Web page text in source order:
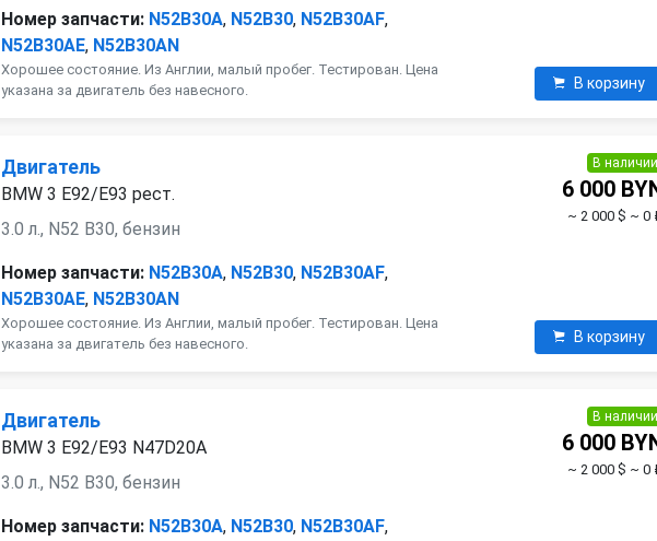
Номер запчасти: N52B30A, N52B30, N52B30AF,
N52B30AE, N52B30AN
Хорошее состояние. Из Англии, малый пробег. Тестирован. Цена
указана за двигатель без навесного.
В корзину
Двигатель
BMW 3 E92/E93 рест.
3.0 л., N52 B30, бензин
Номер запчасти: N52B30A, N52B30, N52B30AF,
N52B30AE, N52B30AN
Хорошее состояние. Из Англии, малый пробег. Тестирован. Цена
указана за двигатель без навесного.
В наличии
6 000
~ 2 000 $ ~ 0
В корзину
Двигатель
BMW 3 E92/E93 N47D20A
3.0 л., N52 B30, бензин
Номер запчасти: N52B30A, N52B30, N52B30AF,
В наличии
6 000
~ 2 000 $ ~ 0